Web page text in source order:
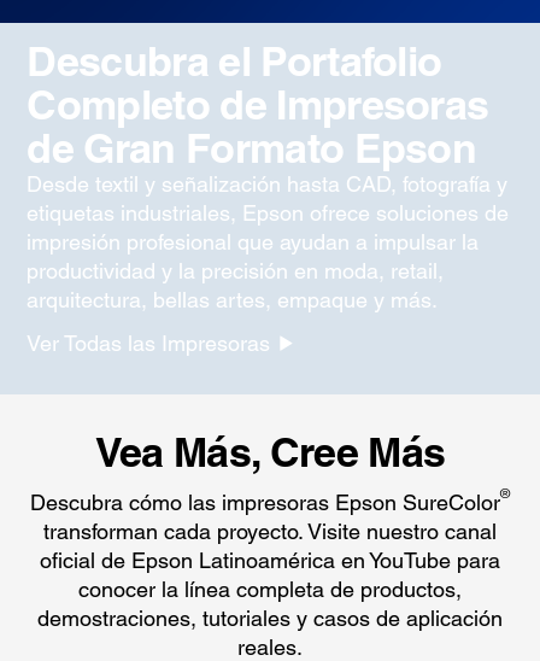
Descubra el Portafolio
Completo de Impresoras
de Gran Formato Epson
Desde textil y señalización hasta CAD, fotografía y
etiquetas industriales, Epson ofrece soluciones de
impresión profesional que ayudan a impulsar la
productividad y la precisión en moda, retail,
arquitectura, bellas artes, empaque y más.
Ver Todas las Impresoras
Vea Más, Cree Más
Descubra cómo las impresoras Epson SureColor®
transforman cada proyecto. Visite nuestro canal
oficial de Epson Latinoamérica en YouTube para
conocer la línea completa de productos,
demostraciones, tutoriales y casos de aplicación
reales.